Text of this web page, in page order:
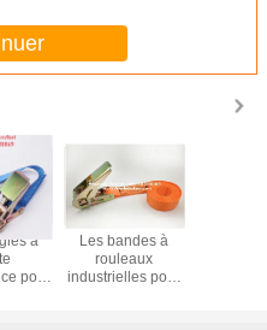
à
pour
Les bandes à
rouleaux
industrielles pour